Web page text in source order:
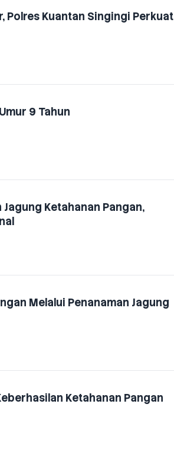
Polres Kuantan Singingi Perkuat
9 Tahun
Ketahanan Pangan,
Melalui Penanaman Jagung
Ketahanan Pangan